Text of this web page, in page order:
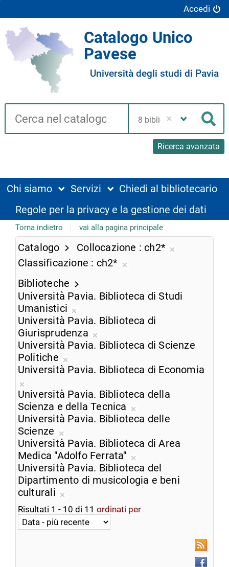
Accedi
Catalogo Unico
Pavese
Università degli studi di Pavia
Cerca su "Catalogo"
Ricerca avanzata
biblioteca
Chi siamo Servizi
Chiedi al bibliotecario
Regole per la privacy e la gestione dei dati
Torna indietro vai alla pagina principale
Catalogo Collocazione
ch2*
corrente
Classificazione
ch2*
ricerca
Biblioteche
Università Pavia. Biblioteca di Studi
Umanistici
Rimuovi
dalla
ricerca
Università Pavia. Biblioteca di
Giurisprudenza
Rimuovi
ricerca
Università Pavia. Biblioteca di Scienze
Politiche
Rimuovi
ricerca
corrente
Università Pavia. Biblioteca di Economia
Rimuovi
dalla
ricerca
corrente
Università Pavia. Biblioteca della
Scienza e della Tecnica
Rimuovi
ricerca
corrente
Università Pavia. Biblioteca delle
Scienze
Rimuovi
dalla
ricerca
corrente
Università Pavia. Biblioteca di Area
Medica "Adolfo Ferrata"
Rimuovi
dalla
Università Pavia. Biblioteca del
Dipartimento di musicologia e beni
culturali
Rimuovi
dalla
ricerca
Risultati 1 - 10 di 11 ordinati per
RSS